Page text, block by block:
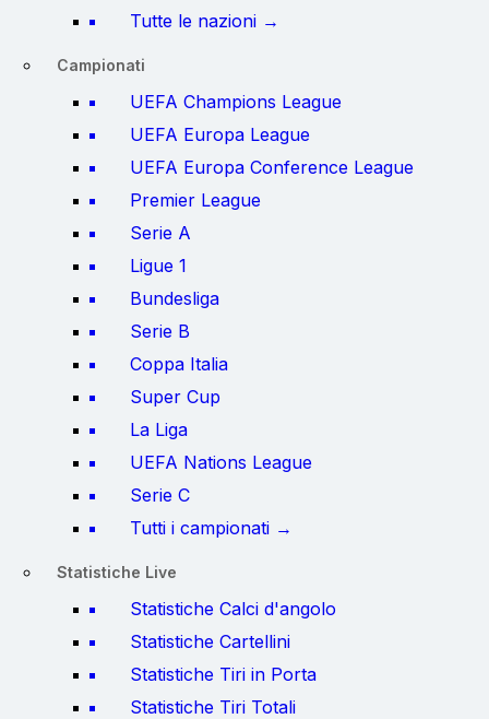
Tutte le nazioni →
Campionati
UEFA Champions League
UEFA Europa League
UEFA Europa Conference League
Premier League
Serie A
Ligue 1
Bundesliga
Serie B
Coppa Italia
Super Cup
La Liga
UEFA Nations League
Serie C
Tutti i campionati →
Statistiche Live
Statistiche Calci d'angolo
Statistiche Cartellini
Statistiche Tiri in Porta
Statistiche Tiri Totali